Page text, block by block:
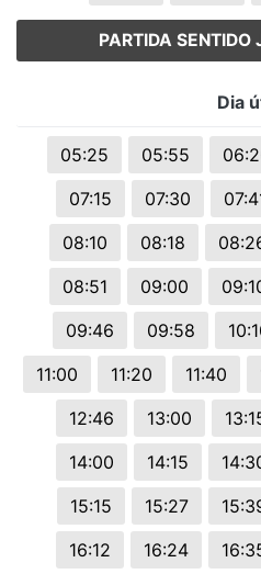
PARTIDA SENTIDO
Dia
05:25 05:55
07:15
07:30
08:10
08:18
08:51
09:00
09:46
09:58
11:00
11:20 11:40
12:46
13:00
14:00
14:15
15:15
15:27
16:12
16:24